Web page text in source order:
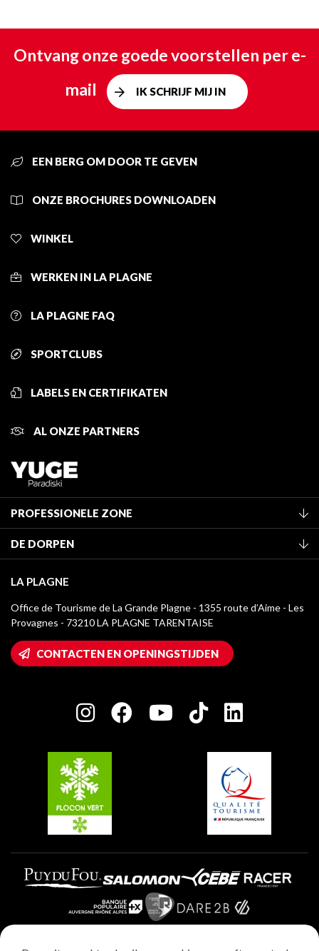
Ontvang onze goede voorstellen per e-
mail
IK SCHRIJF MIJ IN
EEN BERG OM DOOR TE GEVEN
ONZE BROCHURES DOWNLOADEN
WINKEL
WERKEN IN LA PLAGNE
LA PLAGNE FAQ
SPORTCLUBS
LABELS EN CERTIFIKATEN
AL ONZE PARTNERS
PROFESSIONELE ZONE
Classificatie van de gemeubileerde accommodaties
Verblijfstaks
Mediatheek
La Plagne logo's
Wifi toegang
Huis van de eigenaar
Charter van toegewijde spelers
DE DORPEN
Montchavin - Les Coches
Champagny-en-Vanoise
Plagne 1800
Plagne Villages
Plagne Aime 2000
LA PLAGNE
Office de Tourisme de La Grande Plagne - 1355 route d’Aime - Les
Provagnes - 73210 LA PLAGNE TARENTAISE
CONTACTEN EN OPENINGSTIJDEN